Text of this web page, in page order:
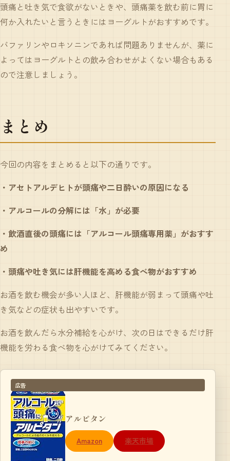
頭痛と吐き気で食欲がないときや、頭痛薬を飲む前に胃に
何か入れたいと言うときにはヨーグルトがおすすめです。
バファリンやロキソニンであれば問題ありませんが、薬に
よってはヨーグルトとの飲み合わせがよくない場合もある
ので注意しましょう。
まとめ
今回の内容をまとめると以下の通りです。
・アセトアルデヒトが頭痛や二日酔いの原因になる
・アルコールの分解には「水」が必要
・飲酒直後の頭痛には「アルコール頭痛専用薬」がおすす
め
・頭痛や吐き気には肝機能を高める食べ物がおすすめ
お酒を飲む機会が多い人ほど、肝機能が弱まって頭痛や吐
き気などの症状も出やすいです。
お酒を飲んだら水分補給を心がけ、次の日はできるだけ肝
機能を労わる食べ物を心がけてみてください。
広告
アルピタン
Amazon 楽天市場